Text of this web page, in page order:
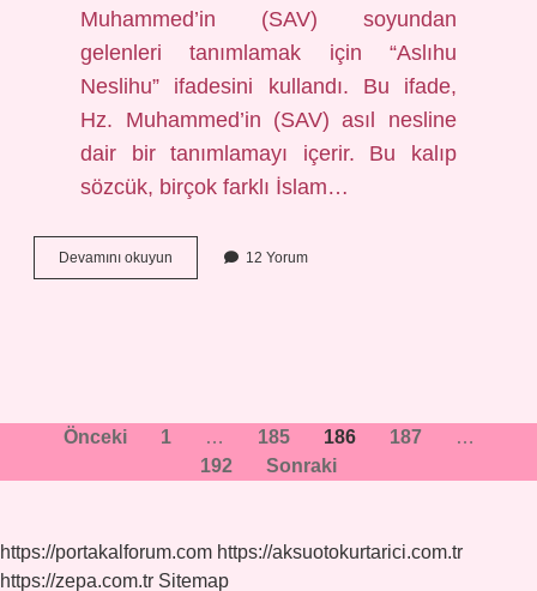
Muhammed’in (SAV) soyundan
gelenleri tanımlamak için “Aslıhu
Neslihu” ifadesini kullandı. Bu ifade,
Hz. Muhammed’in (SAV) asıl nesline
dair bir tanımlamayı içerir. Bu kalıp
sözcük, birçok farklı İslam…
Devamını okuyun
Neslihu
12 Yorum
Yazı
sayfalaması
Önceki 1 … 185 186 187
…
192
Sonraki
https://portakalforum.com https://aksuotokurtarici.com.tr
https://zepa.com.tr Sitemap